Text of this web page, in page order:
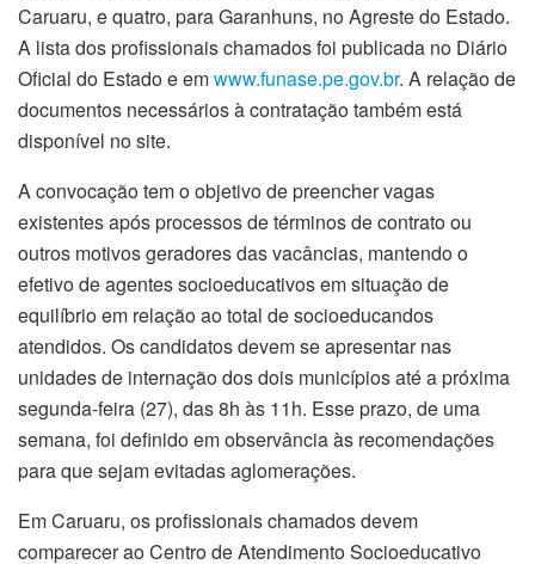
Caruaru, e quatro, para Garanhuns, no Agreste do Estado.
A lista dos profissionais chamados foi publicada no Diário
Oficial do Estado e emwww.funase.pe.gov.br. A relação de
documentos necessários à contratação também está
disponível no site.
A convocação tem o objetivo de preencher vagas
existentes após processos de términos de contrato ou
outros motivos geradores das vacâncias, mantendo o
efetivo de agentes socioeducativos em situação de
equilíbrio em relação ao total de socioeducandos
atendidos. Os candidatos devem se apresentar nas
unidades de internação dos dois municípios até a próxima
segunda-feira (27), das 8h às 11h. Esse prazo, de uma
semana, foi definido em observância às recomendações
para que sejam evitadas aglomerações.
Em Caruaru, os profissionais chamados devem
comparecer ao Centro de Atendimento Socioeducativo